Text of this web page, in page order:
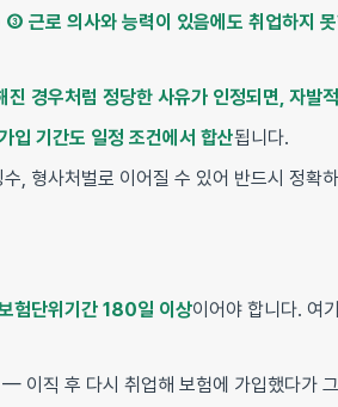
근로 의사와 능력이 있음에도 취업하지
진 경우처럼 정당한 사유가 인정되면, 자발
입 기간도 일정 조건에서 합산됩니다.
, 형사처벌로 이어질 수 있어 반드시 정확
험단위기간 180일 이상이어야 합니다. 여
— 이직 후 다시 취업해 보험에 가입했다가